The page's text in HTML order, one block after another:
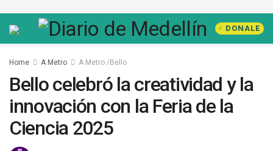
DONALE
Home A Metro A Metro /Bello
Bello celebró la creatividad y la
innovación con la Feria de la
Ciencia 2025